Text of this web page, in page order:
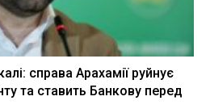
справа Арахамії руйнує
та ставить Банкову перед